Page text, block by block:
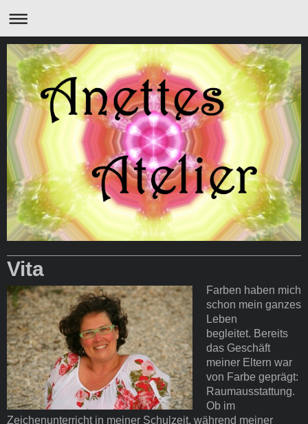
Vita
Farben haben mich
schon mein ganzes
Leben
begleitet. Bereits
das Geschäft
meiner Eltern war
von Farbe geprägt:
Raumausstattung.
Ob im
Zeichenunterricht in meiner Schulzeit, während meiner